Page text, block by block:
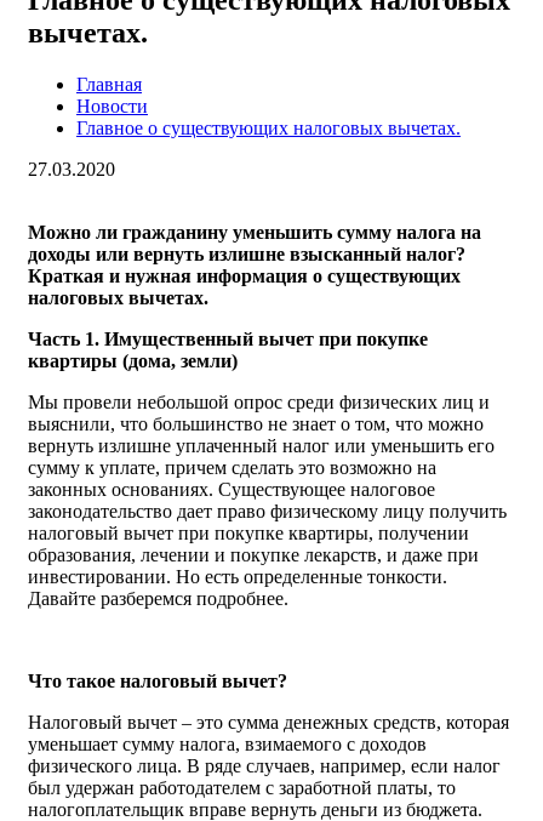
вычетах.
Главная
Новости
Главное о существующих налоговых вычетах.
27.03.2020
Можно ли гражданину уменьшить сумму налога на
доходы или вернуть излишне взысканный налог?
Краткая и нужная информация о существующих
налоговых вычетах.
Часть 1. Имущественный вычет при покупке
квартиры (дома, земли)
Мы провели небольшой опрос среди физических лиц и
выяснили, что большинство не знает о том, что можно
вернуть излишне уплаченный налог или уменьшить его
сумму к уплате, причем сделать это возможно на
законных основаниях. Существующее налоговое
законодательство дает право физическому лицу получить
налоговый вычет при покупке квартиры, получении
образования, лечении и покупке лекарств, и даже при
инвестировании. Но есть определенные тонкости.
Давайте разберемся подробнее.
Что такое налоговый вычет?
Налоговый вычет – это сумма денежных средств, которая
уменьшает сумму налога, взимаемого с доходов
физического лица. В ряде случаев, например, если налог
был удержан работодателем с заработной платы, то
налогоплательщик вправе вернуть деньги из бюджета.